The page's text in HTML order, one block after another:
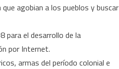
agobian a los pueblos y buscar
para el desarrollo de la
por Internet.
armas del período colonial e